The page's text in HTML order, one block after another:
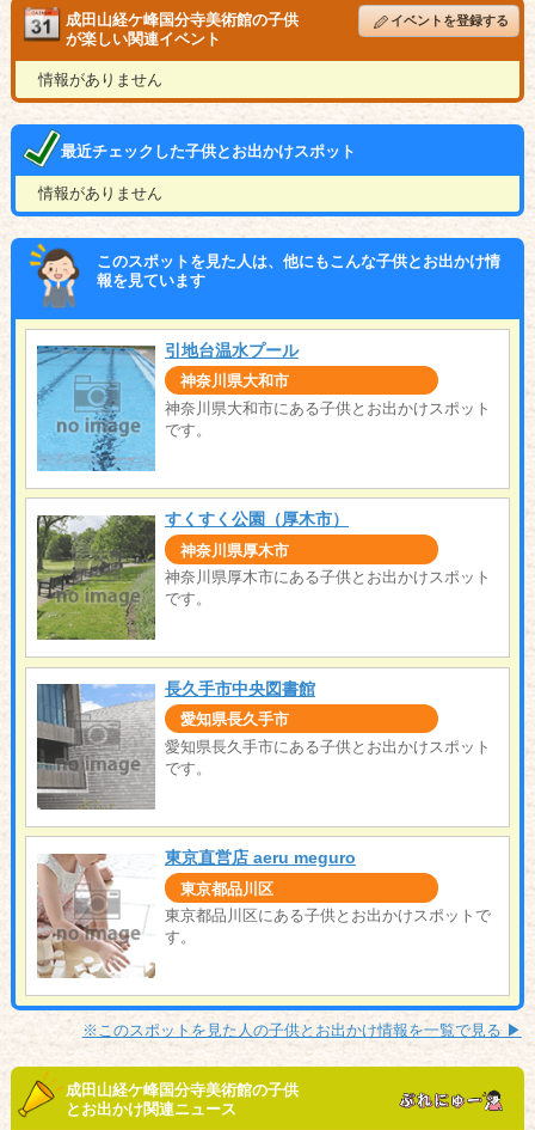
成田山経ケ峰国分寺美術館の子供
が楽しい関連イベント
イベントを登録する
情報がありません
最近チェックした子供とお出かけスポット
情報がありません
このスポットを見た人は、他にもこんな子供とお出かけ情
報を見ています
引地台温水プール
神奈川県大和市
神奈川県大和市にある子供とお出かけスポット
です。
すくすく公園（厚木市）
神奈川県厚木市
神奈川県厚木市にある子供とお出かけスポット
です。
長久手市中央図書館
愛知県長久手市
愛知県長久手市にある子供とお出かけスポット
です。
東京直営店 aeru meguro
東京都品川区
東京都品川区にある子供とお出かけスポットで
す。
※このスポットを見た人の子供とお出かけ情報を一覧で見る ▶︎
成田山経ケ峰国分寺美術館の子供
とお出かけ関連ニュース